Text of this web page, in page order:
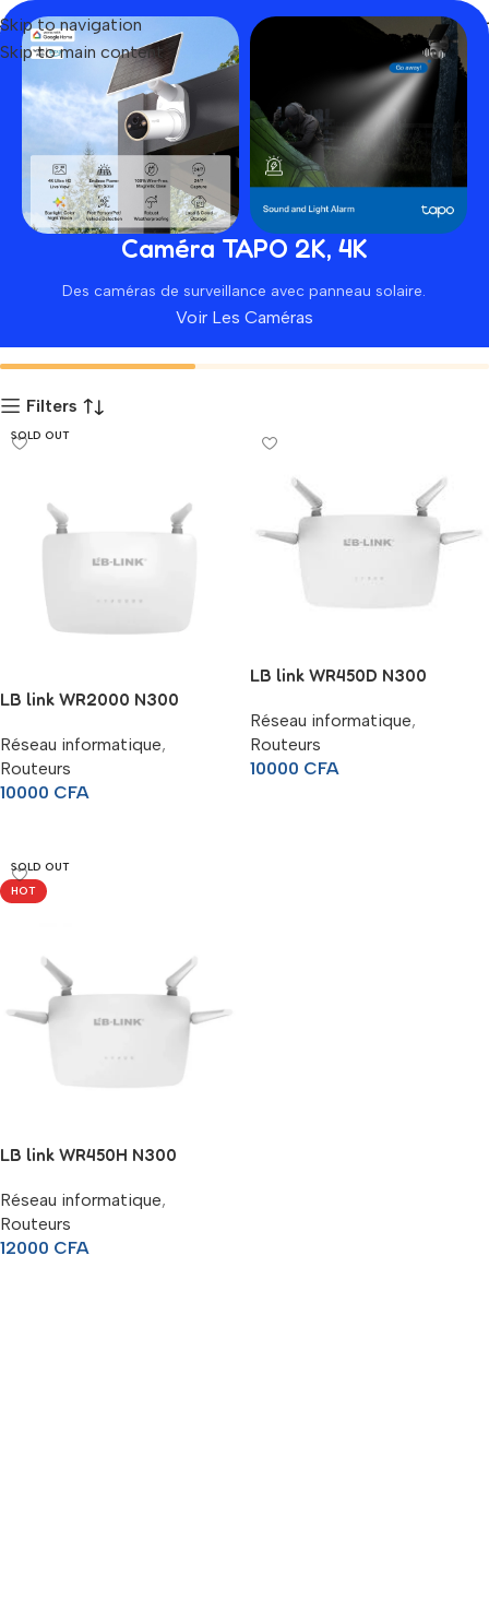
Skip to navigation
Skip to main content
Caméra TAPO 2K, 4K
Des caméras de surveillance avec panneau solaire.
Voir Les Caméras
Lb-linkHome Produit
Autres Accessoires Equipements Informatiques
Filters
SOLD OUT
LB link WR2000 N300
Réseau informatique,
Routeurs
10000 CFA
LB link WR450D N300
Réseau informatique,
Routeurs
10000 CFA
SOLD OUT
HOT
LB link WR450H N300
Réseau informatique,
Routeurs
12000 CFA